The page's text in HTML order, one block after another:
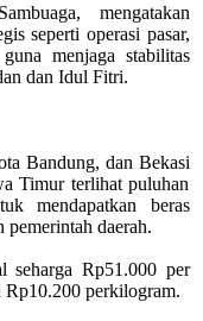
mengatakan
seperti operasi pasar,
menjaga stabilitas
dan Idul Fitri.
Bandung, dan Bekasi
Timur terlihat puluhan
mendapatkan beras
pemerintah daerah.
seharga Rp51.000 per
Rp10.200 perkilogram.